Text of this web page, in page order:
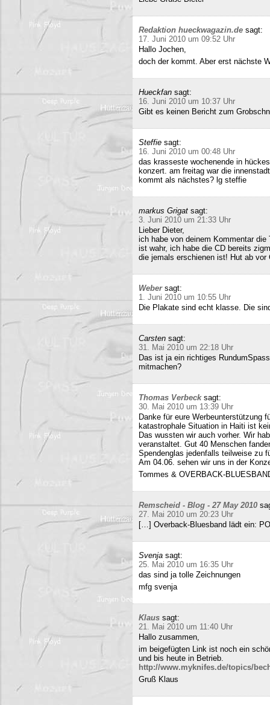
Redaktion hueckwagazin.de sagt:
17. Juni 2010 um 09:52 Uhr
Hallo Jochen,
doch der kommt. Aber erst nächste
Hueckfan sagt:
16. Juni 2010 um 10:37 Uhr
Gibt es keinen Bericht zum
Steffie sagt:
16. Juni 2010 um 00:48 Uhr
das krasseste wochenende in
konzert. am freitag war die
kommt als nächstes? lg steffie
markus Grigat sagt:
3. Juni 2010 um 21:33 Uhr
Lieber Dieter,
ich habe von deinem Kommentar
ist wahr, ich habe die CD bereits
die jemals erschienen ist! Hut ab vor
Weber sagt:
1. Juni 2010 um 10:55 Uhr
Die Plakate sind echt klasse. Die
Carsten sagt:
31. Mai 2010 um 22:18 Uhr
Das ist ja ein richtiges
mitmachen?
Thomas Verbeck sagt:
30. Mai 2010 um 13:39 Uhr
Danke für eure Werbeunterstützung
katastrophale Situation in Haiti ist
Das wussten wir auch vorher. Wir
veranstaltet. Gut 40 Menschen
Spendenglas jedenfalls teilweise zu
Am 04.06. sehen wir uns in der
Tommes & OVERBACK-
Remscheid - Blog - 27 May 2010
27. Mai 2010 um 20:23 Uhr
[…] Overback-Bluesband lädt ein:
Svenja sagt:
25. Mai 2010 um 16:35 Uhr
das sind ja tolle Zeichnungen
mfg svenja
Klaus sagt:
21. Mai 2010 um 11:40 Uhr
Hallo zusammen,
im beigefügten Link ist noch ein
und bis heute in Betrieb.
http://www.myknifes.de/topics/
Gruß Klaus